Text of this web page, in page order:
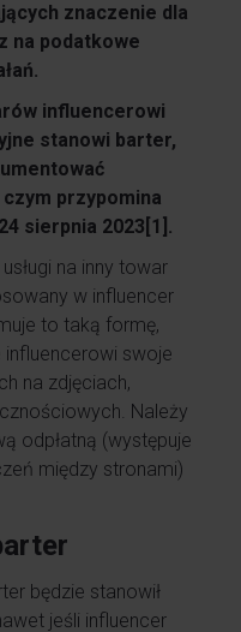
znaczenie dla
na podatkowe
influencerowi
stanowi barter,
przypomina
sierpnia 2023 [1] .
na inny towar
w influencer
to taką formę,
swoje
na zdjęciach,
Należy
odpłatną (występuje
między stronami)
będzie stanowił
jeśli influencer